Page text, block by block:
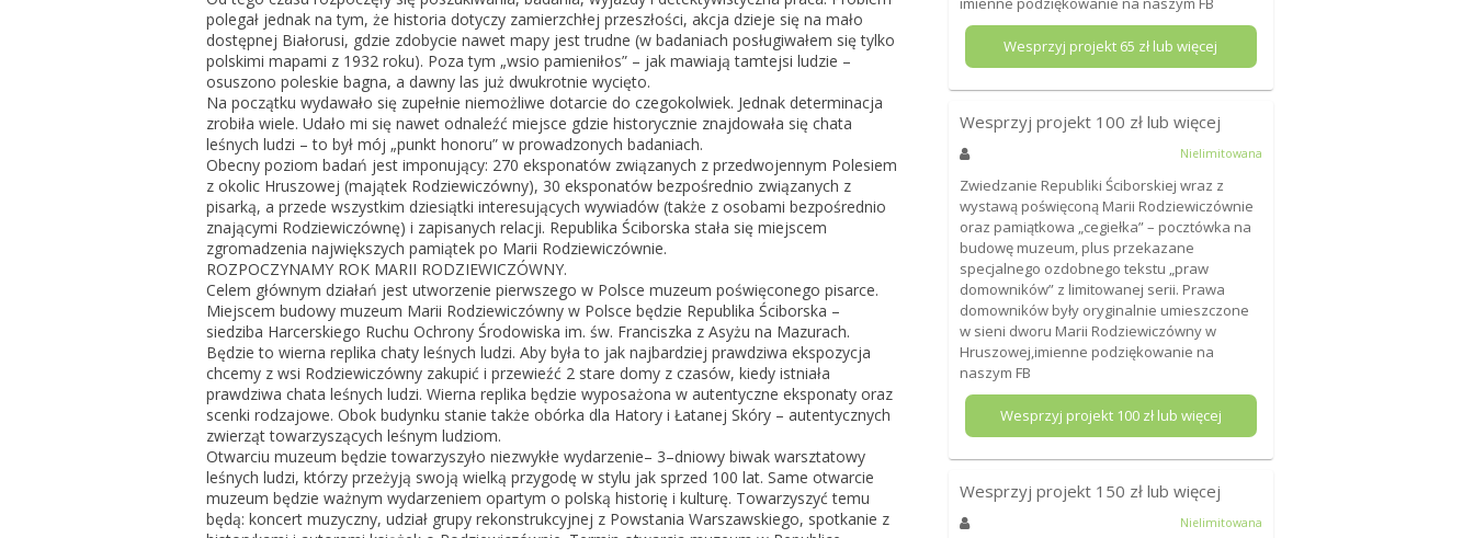
polegał jednak na tym, że historia dotyczy zamierzchłej przeszłości, akcja dzieje się na mało
dostępnej Białorusi, gdzie zdobycie nawet mapy jest trudne (w badaniach posługiwałem się tylko
polskimi mapami z 1932 roku). Poza tym „wsio pamieniłos” – jak mawiają tamtejsi ludzie –
osuszono poleskie bagna, a dawny las już dwukrotnie wycięto.
Na początku wydawało się zupełnie niemożliwe dotarcie do czegokolwiek. Jednak determinacja
zrobiła wiele. Udało mi się nawet odnaleźć miejsce gdzie historycznie znajdowała się chata
leśnych ludzi – to był mój „punkt honoru” w prowadzonych badaniach.
Obecny poziom badań jest imponujący: 270 eksponatów związanych z przedwojennym Polesiem
z okolic Hruszowej (majątek Rodziewiczówny), 30 eksponatów bezpośrednio związanych z
pisarką, a przede wszystkim dziesiątki interesujących wywiadów (także z osobami bezpośrednio
znającymi Rodziewiczównę) i zapisanych relacji. Republika Ściborska stała się miejscem
zgromadzenia największych pamiątek po Marii Rodziewiczównie.
ROZPOCZYNAMY ROK MARII RODZIEWICZÓWNY.
Celem głównym działań jest utworzenie pierwszego w Polsce muzeum poświęconego pisarce.
Miejscem budowy muzeum Marii Rodziewiczówny w Polsce będzie Republika Ściborska –
siedziba Harcerskiego Ruchu Ochrony Środowiska im. św. Franciszka z Asyżu na Mazurach.
Będzie to wierna replika chaty leśnych ludzi. Aby była to jak najbardziej prawdziwa ekspozycja
chcemy z wsi Rodziewiczówny zakupić i przewieźć 2 stare domy z czasów, kiedy istniała
prawdziwa chata leśnych ludzi. Wierna replika będzie wyposażona w autentyczne eksponaty oraz
scenki rodzajowe. Obok budynku stanie także obórka dla Hatory i Łatanej Skóry – autentycznych
zwierząt towarzyszących leśnym ludziom.
Otwarciu muzeum będzie towarzyszyło niezwykłe wydarzenie– 3–dniowy biwak warsztatowy
leśnych ludzi, którzy przeżyją swoją wielką przygodę w stylu jak sprzed 100 lat. Same otwarcie
muzeum będzie ważnym wydarzeniem opartym o polską historię i kulturę. Towarzyszyć temu
będą: koncert muzyczny, udział grupy rekonstrukcyjnej z Powstania Warszawskiego, spotkanie z
Wesprzyj projekt 65 zł lub więcej
Wesprzyj projekt 100 zł lub więcej
Nielimitowana
Zwiedzanie Republiki Ściborskiej wraz z
wystawą poświęconą Marii Rodziewiczównie
oraz pamiątkowa „cegiełka” – pocztówka na
budowę muzeum, plus przekazane
specjalnego ozdobnego tekstu „praw
domowników” z limitowanej serii. Prawa
domowników były oryginalnie umieszczone
w sieni dworu Marii Rodziewiczówny w
Hruszowej,imienne podziękowanie na
naszym FB
Wesprzyj projekt 100zł lub więcej
Wesprzyj projekt 150 zł lub więcej
Nielimitowana